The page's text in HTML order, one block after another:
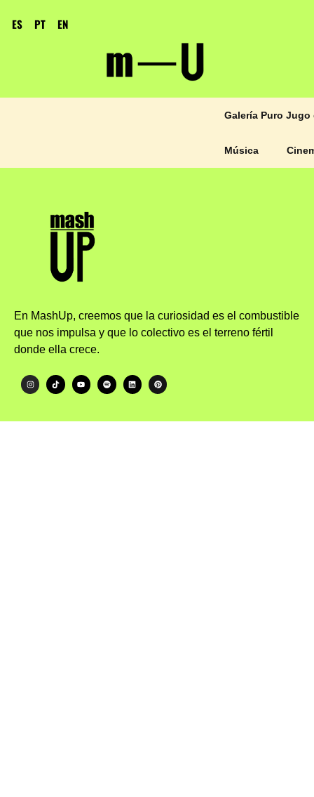
ES PT EN
Galería Puro Jugo
Música
En MashUp, creemos que la curiosidad es el combustible
que nos impulsa y que lo colectivo es el terreno fértil
donde ella crece.